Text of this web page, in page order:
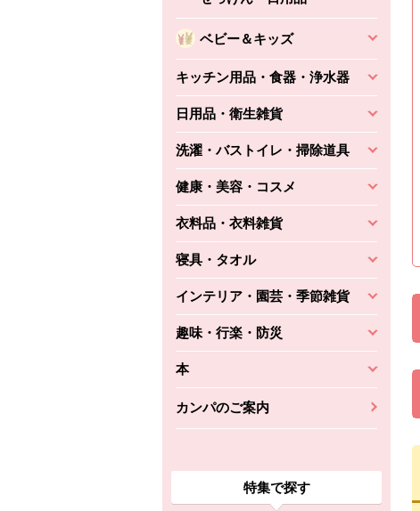
ベビー＆キッズ
キッチン用品・食器・浄水器
日用品・衛生雑貨
洗濯・バストイレ・掃除道具
健康・美容・コスメ
衣料品・衣料雑貨
寝具・タオル
インテリア・園芸・季節雑貨
趣味・行楽・防災
本
カンパのご案内
特集で探す